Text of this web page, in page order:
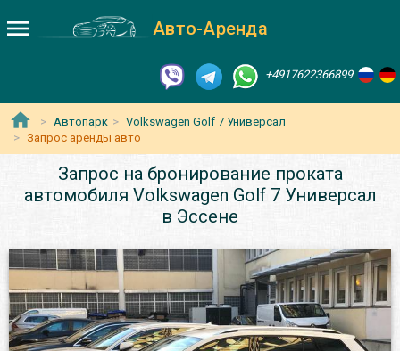
Авто-Аренда
+4917622366899
Автопарк
Volkswagen Golf 7 Универсал
Запрос аренды авто
Запрос на бронирование проката
автомобиля Volkswagen Golf 7 Универсал
в Эссене